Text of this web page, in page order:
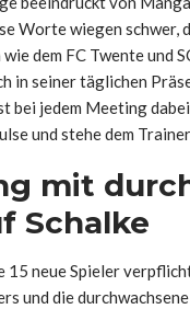
Worte wiegen
dem FC Twente und
in seiner täglichen
bei jedem Meeting
und stehe dem
mit
Schalke
15 neue Spieler
und die